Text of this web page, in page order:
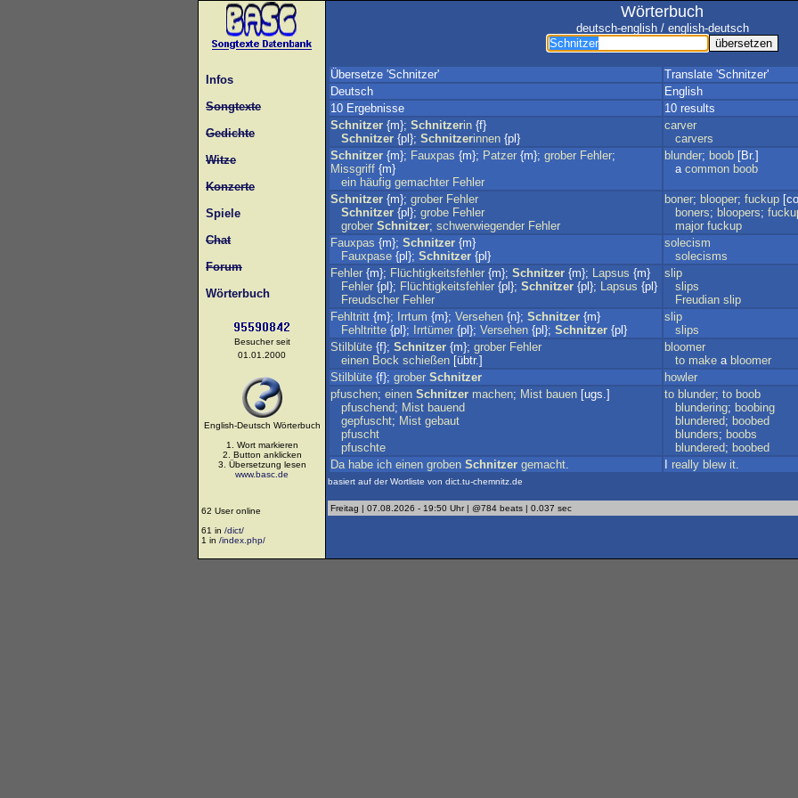
Infos
Songtexte
Gedichte
Witze
Konzerte
Spiele
Chat
Forum
Wörterbuch
Besucher seit
01.01.2000
English-Deutsch Wörterbuch
1. Wort markieren
2. Button anklicken
3. Übersetzung lesen
www.basc.de
62 User online
61 in /dict/
1 in /index.php/
Wörterbuch
deutsch-english / english-deutsch
Übersetze 'Schnitzer'
Translate 'Schnitzer'
Deutsch
English
10 Ergebnisse
10 results
Schnitzer {m}; Schnitzerin {f}
Schnitzer {pl}; Schnitzerinnen {pl}
carver
carvers
Schnitzer {m}; Fauxpas {m}; Patzer {m}; grober Fehler;
Missgriff {m}
ein häufig gemachter Fehler
blunder; boob [Br.]
a common boob
Schnitzer {m}; grober Fehler
Schnitzer {pl}; grobe Fehler
grober Schnitzer; schwerwiegender Fehler
boner; blooper; fuckup
boners; bloopers;
major fuckup
Fauxpas {m}; Schnitzer {m}
Fauxpase {pl}; Schnitzer {pl}
solecism
solecisms
Fehler {m}; Flüchtigkeitsfehler {m}; Schnitzer {m}; Lapsus {m}
Fehler {pl}; Flüchtigkeitsfehler {pl}; Schnitzer {pl}; Lapsus {pl}
Freudscher Fehler
slip
slips
Freudian slip
Fehltritt {m}; Irrtum {m}; Versehen {n}; Schnitzer {m}
Fehltritte {pl}; Irrtümer {pl}; Versehen {pl}; Schnitzer {pl}
slip
slips
Stilblüte {f}; Schnitzer {m}; grober Fehler
einen Bock schießen [übtr.]
bloomer
to make a bloomer
Stilblüte {f}; grober Schnitzer
howler
pfuschen; einen Schnitzer machen; Mist bauen [ugs.]
pfuschend; Mist bauend
gepfuscht; Mist gebaut
pfuscht
pfuschte
to blunder; to boob
blundering; boobing
blundered; boobed
blunders; boobs
blundered; boobed
Da habe ich einen groben Schnitzer gemacht. really blew it.
basiert auf der Wortliste von dict.tu-chemnitz.de
Freitag | 07.08.2026 - 19:50 Uhr | @784 beats | 0.037 sec